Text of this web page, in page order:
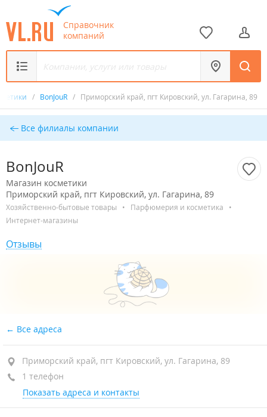
Справочник
компаний
/ BonJouR / Приморский край, пгт Кировский, ул. Гагарина, 89
Все филиалы компании
BonJouR
Магазин косметики
Приморский край, пгт Кировский, ул. Гагарина, 89
Хозяйственно-бытовые товары • Парфюмерия и косметика
•
Интернет-магазины
Отзывы
Все адреса
Приморский край, пгт Кировский, ул. Гагарина, 89
1 телефон
Показать адреса и контакты